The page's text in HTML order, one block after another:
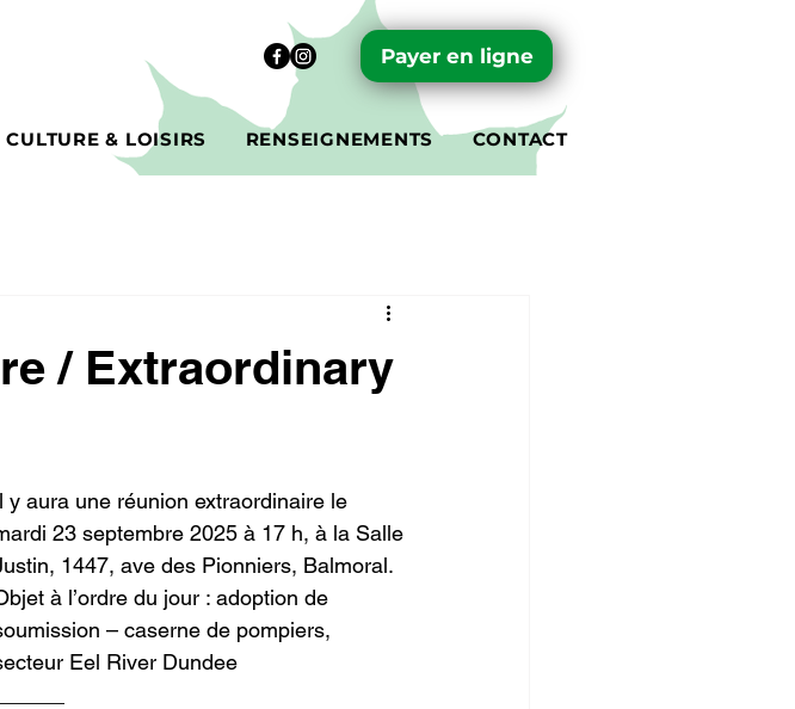
CULTURE & LOISIRS RENSEIGNEMENTS CONTACT
Payer en ligne
/ Extraordinary
y aura une réunion extraordinaire le
23 septembre 2025 à 17 h, à la Salle
1447, ave des Pionniers, Balmoral.
à l’ordre du jour : adoption de
– caserne de pompiers,
Eel River Dundee